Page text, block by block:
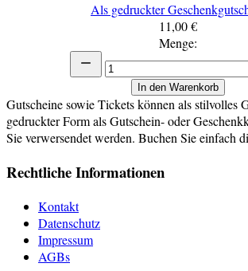
Als gedruckter
11,00 €
Menge:
In den Warenkorb
Gutscheine sowie Tickets können als stilvolles
gedruckter Form als Gutschein- oder
Sie verwersendet werden. Buchen Sie einfach
Rechtliche Informationen
Kontakt
Datenschutz
Impressum
AGBs